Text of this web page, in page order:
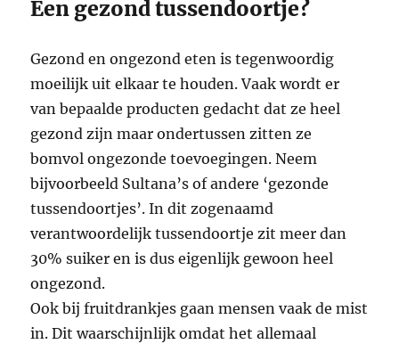
Een gezond tussendoortje?
Gezond en ongezond eten is tegenwoordig
moeilijk uit elkaar te houden. Vaak wordt er
van bepaalde producten gedacht dat ze heel
gezond zijn maar ondertussen zitten ze
bomvol ongezonde toevoegingen. Neem
bijvoorbeeld Sultana’s of andere ‘gezonde
tussendoortjes’. In dit zogenaamd
verantwoordelijk tussendoortje zit meer dan
30% suiker en is dus eigenlijk gewoon heel
ongezond.
Ook bij fruitdrankjes gaan mensen vaak de mist
in. Dit waarschijnlijk omdat het allemaal